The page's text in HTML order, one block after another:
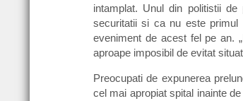
intamplat. Unul din politistii
securitatii si ca nu este primul
eveniment de acest fel pe an.
aproape imposibil de evitat
Preocupati de expunerea
cel mai apropiat spital inainte